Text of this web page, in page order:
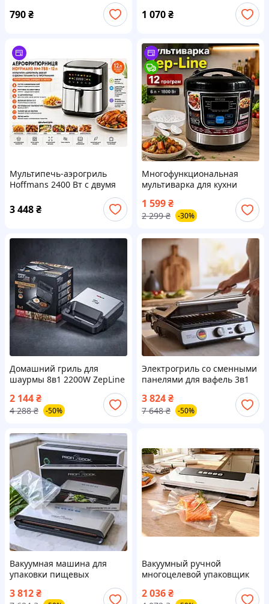
790₴ 1 070₴
Мультипечь-аэрогриль
Hoffmans 2400 Вт с двумя
ТЭНами и 12 программами
3 448₴
Многофункциональная
мультиварка для кухни
электрические мультиварки
с функцией выпечки жарки
1 599₴
2 299 ₴ -30%
Домашний гриль для
шаурмы 8в1 2200W ZepLine
(Германия), Электрический
гриль электрический, TFF
2 144₴
4 288 ₴ -50%
Электрогриль со сменными
панелями для вафель 3в1
3500W ZepLine (Германия),
Электрический гриль
электрогриль, TFF
3 824₴
7 648 ₴ -50%
Вакуумная машина для
упаковки пищевых
(Германия), Аппарат для
3 812₴
Вакуумный ручной
многоцелевой упаковщик
для продуктов Silver Crest
(Германия), Вакууматор
2 036₴